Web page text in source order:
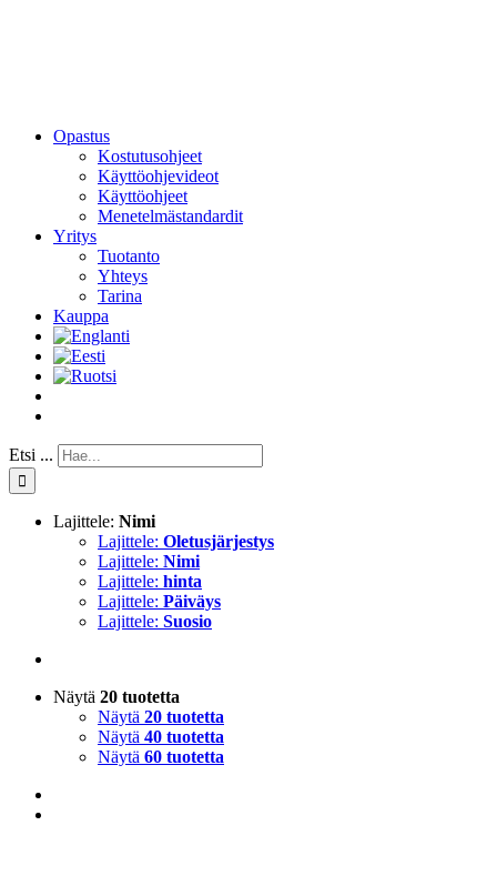
Opastus
Kostutusohjeet
Käyttöohjevideot
Käyttöohjeet
Menetelmästandardit
Yritys
Tuotanto
Yhteys
Tarina
Kauppa
Etsi ...
Lajittele: Nimi
Lajittele: Oletusjärjestys
Lajittele: Nimi
Lajittele: hinta
Lajittele: Päiväys
Lajittele: Suosio
Näytä 20 tuotetta
Näytä 20 tuotetta
Näytä 40 tuotetta
Näytä 60 tuotetta